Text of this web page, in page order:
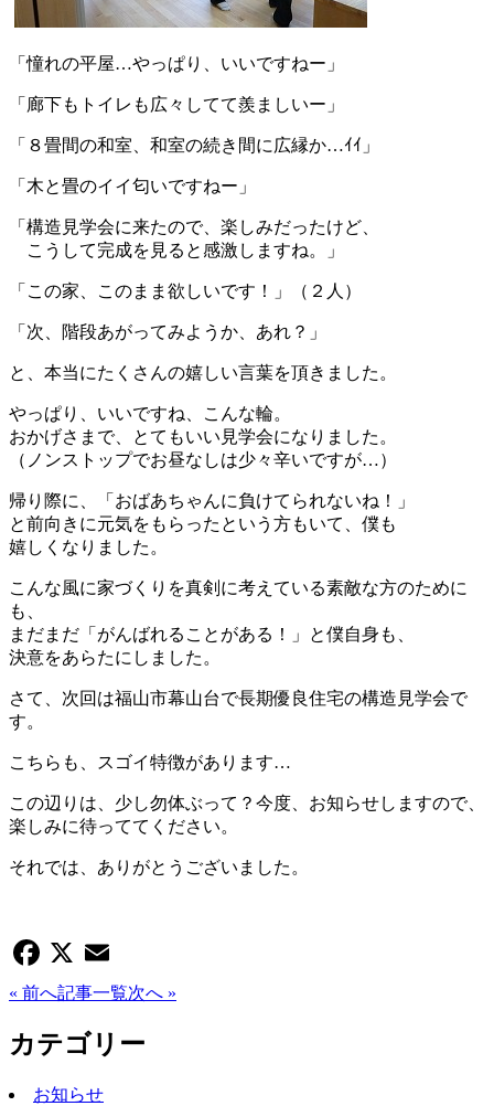
「憧れの平屋…やっぱり、いいですねー」
「廊下もトイレも広々してて羨ましいー」
「８畳間の和室、和室の続き間に広縁か…ｲｲ」
「木と畳のイイ匂いですねー」
「構造見学会に来たので、楽しみだったけど、
こうして完成を見ると感激しますね。」
「この家、このまま欲しいです！」（２人）
「次、階段あがってみようか、あれ？」
と、本当にたくさんの嬉しい言葉を頂きました。
やっぱり、いいですね、こんな輪。
おかげさまで、とてもいい見学会になりました。
（ノンストップでお昼なしは少々辛いですが…）
帰り際に、「おばあちゃんに負けてられないね！」
と前向きに元気をもらったという方もいて、僕も
嬉しくなりました。
こんな風に家づくりを真剣に考えている素敵な方のために
も、
まだまだ「がんばれることがある！」と僕自身も、
決意をあらたにしました。
さて、次回は福山市幕山台で長期優良住宅の構造見学会で
す。
こちらも、スゴイ特徴があります…
この辺りは、少し勿体ぶって？今度、お知らせしますので、
楽しみに待っててください。
それでは、ありがとうございました。
Facebook
X Email
« 前へ記事一覧次へ »
カテゴリー
お知らせ